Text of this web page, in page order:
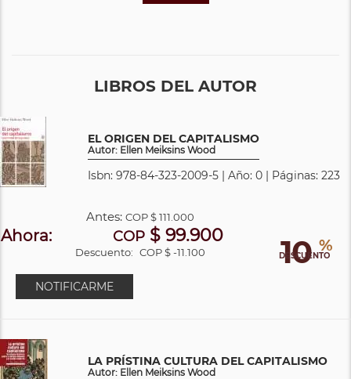
LIBROS DEL AUTOR
EL ORIGEN DEL CAPITALISMO
Autor: Ellen Meiksins Wood
Isbn: 978-84-323-2009-5 | Año: 0 | Páginas: 223
10 %
DESCUENTO
Antes:COP$ 111.000
Ahora: COP$ 99.900
Descuento: COP $ -11.100
NOTIFICARME
LA PRÍSTINA CULTURA DEL CAPITALISMO
Autor: Ellen Meiksins Wood